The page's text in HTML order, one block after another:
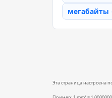
Эта страница настроена